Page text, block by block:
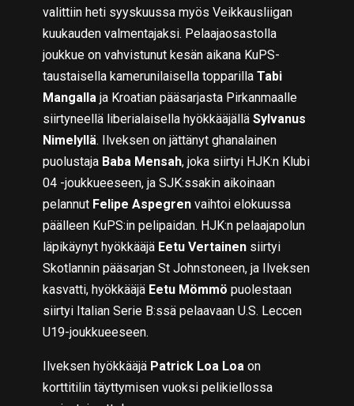
valittiin heti syyskuussa myös Veikkausliigan
kuukauden valmentajaksi. Pelaajaosastolla
joukkue on vahvistunut kesän aikana KuPS-
taustaisella kamerunilaisella topparilla Tabi
Mangallaja Kroatian pääsarjasta Pirkanmaalle
siirtyneellä liberialaisella hyökkääjällä Sylvanus
Nimelyllä. Ilveksen on jättänyt ghanalainen
puolustaja Baba Mensah, joka siirtyi HJK:n Klubi
04 -joukkueeseen, ja SJK:ssakin aikoinaan
pelannut Felipe Aspegrenvaihtoi elokuussa
päälleen KuPS:in pelipaidan. HJK:n pelaajapolun
läpikäynyt hyökkääjä Eetu Vertainensiirtyi
Skotlannin pääsarjan St Johnstoneen, ja Ilveksen
kasvatti, hyökkääjä Eetu Mömmö puolestaan
siirtyi Italian Serie B:ssä pelaavaan U.S. Leccen
U19-joukkueeseen.
Ilveksen hyökkääjä Patrick Loa Loaon
korttitilin täyttymisen vuoksi pelikiellossa